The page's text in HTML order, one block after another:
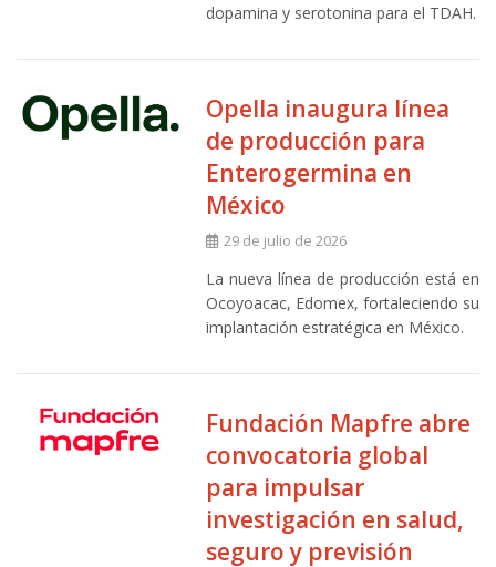
dopamina y serotonina para el TDAH.
Opella inaugura línea
de producción para
Enterogermina en
México
29 de julio de 2026
La nueva línea de producción está en
Ocoyoacac, Edomex, fortaleciendo su
implantación estratégica en México.
Fundación Mapfre abre
convocatoria global
para impulsar
investigación en salud,
seguro y previsión